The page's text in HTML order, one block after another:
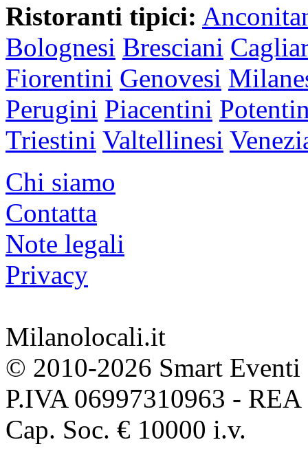
Ristoranti tipici:
Bolognesi Bresciani
Fiorentini Genovesi
Perugini Piacentini
Triestini Valtellinesi
Chi siamo
Contatta
Note legali
Privacy
Milanolocali.it
© 2010-2026 Smart Eventi
P.IVA 06997310963 -
Cap. Soc. € 10000 i.v.